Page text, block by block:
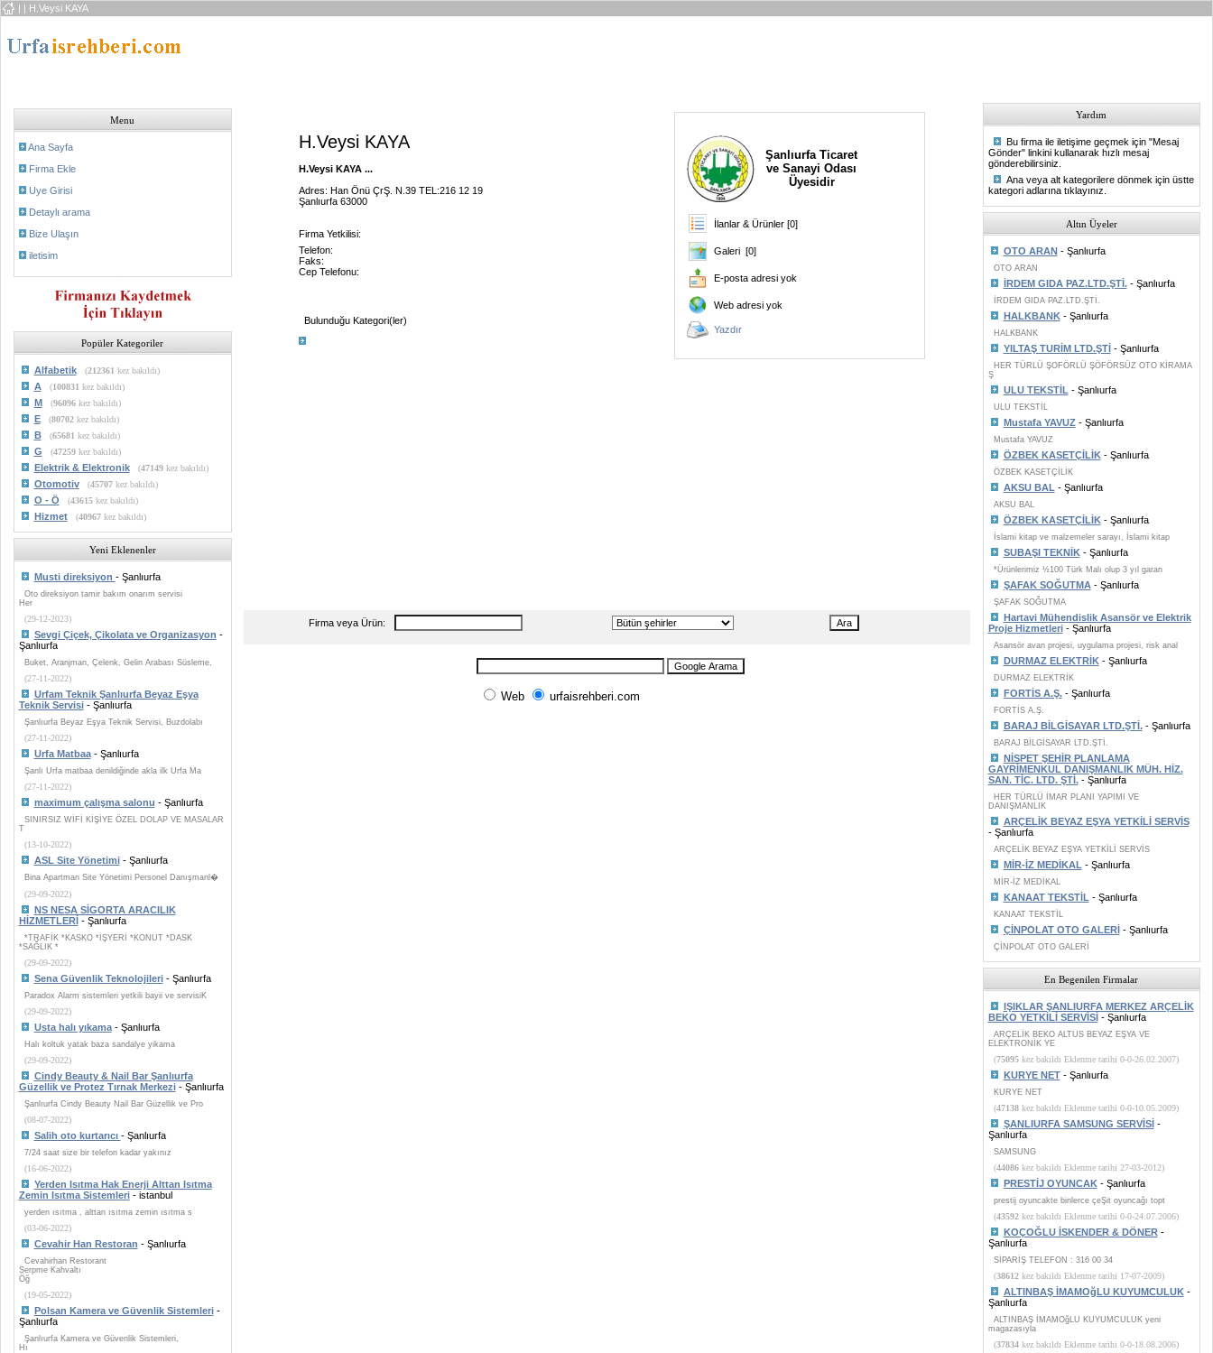
| | H.Veysi KAYA
Menu
Ana Sayfa
Firma Ekle
Uye Girisi
Detaylı arama
Bize Ulaşın
iletisim
Popüler Kategoriler
Alfabetik (212361 kez bakıldı)
A (100831 kez bakıldı)
M (96096kez bakıldı)
E (80702kez bakıldı)
B (65681 kez bakıldı)
G (47259kez bakıldı)
Elektrik & Elektronik (47149kez bakıldı)
Otomotiv (45707kez bakıldı)
O - Ö (43615kez bakıldı)
Hizmet (40967kez bakıldı)
Yeni Eklenenler
Musti direksiyon - Şanlıurfa
Oto direksiyon tamir bakım onarım servisi
Her
(29-12-2023)
Sevgi Çiçek, Çikolata ve Organizasyon -
Şanlıurfa
Buket, Aranjman, Çelenk, Gelin Arabası Süsleme,
(27-11-2022)
Urfam Teknik Şanlıurfa Beyaz Eşya
Teknik Servisi- Şanlıurfa
Şanlıurfa Beyaz Eşya Teknik Servisi, Buzdolabı
(27-11-2022)
Urfa Matbaa- Şanlıurfa
Şanlı Urfa matbaa denildiğinde akla ilk Urfa Ma
(27-11-2022)
maximum çalışma salonu - Şanlıurfa
SINIRSIZ WİFİ KİŞİYE ÖZEL DOLAP VE MASALAR
T
(13-10-2022)
ASL Site Yönetimi- Şanlıurfa
Bina Apartman Site Yönetimi Personel Danışmanl�
(29-09-2022)
NS NESA SİGORTA ARACILIK
HİZMETLERİ- Şanlıurfa
*TRAFİK *KASKO *İŞYERİ *KONUT *DASK
*SAĞLIK *
(29-09-2022)
Sena Güvenlik Teknolojileri- Şanlıurfa
Paradox Alarm sistemleri yetkili bayii ve servisiK
(29-09-2022)
Usta halı yıkama- Şanlıurfa
Halı koltuk yatak baza sandalye yikama
(29-09-2022)
Cindy Beauty & Nail Bar Şanlıurfa
Güzellik ve Protez Tırnak Merkezi- Şanlıurfa
Şanlıurfa Cindy Beauty Nail Bar Güzellik ve Pro
(08-07-2022)
Salih oto kurtarıcı - Şanlıurfa
7/24 saat size bir telefon kadar yakınız
(16-06-2022)
Yerden Isıtma Hak Enerji Alttan Isıtma
Zemin Isıtma Sistemleri- istanbul
yerden ısıtma , alttan ısıtma zemin ısıtma s
(03-06-2022)
Cevahir Han Restoran - Şanlıurfa
Cevahirhan Restorant
Serpme Kahvaltı
Öğ
(19-05-2022)
Polsan Kamera ve Güvenlik Sistemleri-
Şanlıurfa
Şanlıurfa Kamera ve Güvenlik Sistemleri,
Hı
H.Veysi KAYA
H.Veysi KAYA ...
Adres: Han Önü ÇrŞ. N.39 TEL:216 12 19
Şanlıurfa 63000
Firma Yetkilisi:
Telefon:
Faks:
Cep Telefonu:
Bulunduğu Kategori(ler)
Şanlıurfa Ticaret
ve Sanayi Odası
Üyesidir
İlanlar & Ürünler [0]
Galeri [0]
E-posta adresi yok
Web adresi yok
Yazdır
Firma veya Ürün:
Web urfaisrehberi.com
Yardım
Bu firma ile iletişime geçmek için "Mesaj
Gönder" linkini kullanarak hızlı mesaj
gönderebilirsiniz.
Ana veya alt kategorilere dönmek için üstte
kategori adlarına tıklayınız.
Altın Üyeler
OTO ARAN- Şanlıurfa
OTO ARAN
İRDEM GIDA PAZ.LTD.ŞTİ.- Şanlıurfa
İRDEM GIDA PAZ.LTD.ŞTİ.
HALKBANK- Şanlıurfa
HALKBANK
YILTAŞ TURİM LTD.ŞTİ- Şanlıurfa
HER TÜRLÜ ŞOFÖRLÜ ŞÖFÖRSÜZ OTO KİRAMA
Ş
ULU TEKSTİL - Şanlıurfa
ULU TEKSTİL
Mustafa YAVUZ- Şanlıurfa
Mustafa YAVUZ
ÖZBEK KASETÇİLİK- Şanlıurfa
ÖZBEK KASETÇİLİK
AKSU BAL - Şanlıurfa
AKSU BAL
ÖZBEK KASETÇİLİK- Şanlıurfa
İslami kitap ve malzemeler sarayı, İslami kitap
SUBAŞI TEKNİK- Şanlıurfa
*Ürünlerimiz ½100 Türk Malı olup 3 yıl garan
ŞAFAK SOĞUTMA - Şanlıurfa
ŞAFAK SOĞUTMA
Hartavi Mühendislik Asansör ve Elektrik
Proje Hizmetleri- Şanlıurfa
Asansör avan projesi, uygulama projesi, risk anal
DURMAZ ELEKTRİK- Şanlıurfa
DURMAZ ELEKTRİK
FORTİS A.Ş.- Şanlıurfa
FORTİS A.Ş.
BARAJ BİLGİSAYAR LTD.ŞTİ.- Şanlıurfa
BARAJ BİLGİSAYAR LTD.ŞTİ.
NİSPET ŞEHİR PLANLAMA
GAYRİMENKUL DANIŞMANLIK MÜH. HİZ.
SAN. TİC. LTD. ŞTİ.- Şanlıurfa
HER TÜRLÜ İMAR PLANI YAPIMI VE
DANIŞMANLIK
ARÇELİK BEYAZ EŞYA YETKİLİ SERVİS
- Şanlıurfa
ARÇELİK BEYAZ EŞYA YETKİLİ SERVİS
MİR-İZ MEDİKAL - Şanlıurfa
MİR-İZ MEDİKAL
KANAAT TEKSTİL - Şanlıurfa
KANAAT TEKSTİL
ÇİNPOLAT OTO GALERİ- Şanlıurfa
ÇİNPOLAT OTO GALERİ
En Begenilen Firmalar
IŞIKLAR ŞANLIURFA MERKEZ ARÇELİK
BEKO YETKİLİ SERVİSİ- Şanlıurfa
ARÇELİK BEKO ALTUS BEYAZ EŞYA VE
ELEKTRONİK YE
(75095kez bakıldı Eklenme tarihi 0-0-26.02.2007)
KURYE NET- Şanlıurfa
KURYE NET
(47138kez bakıldı Eklenme tarihi 0-0-10.05.2009)
ŞANLIURFA SAMSUNG SERVİSİ-
Şanlıurfa
SAMSUNG
(44086kez bakıldı Eklenme tarihi 27-03-2012)
PRESTİJ OYUNCAK- Şanlıurfa
prestij oyuncakte binlerce çeŞit oyuncağı topt
(43592kez bakıldı Eklenme tarihi 0-0-24.07.2006)
KOÇOĞLU İSKENDER & DÖNER-
Şanlıurfa
SİPARİŞ TELEFON : 316 00 34
(38612kez bakıldı Eklenme tarihi 17-07-2009)
ALTINBAŞ İMAMOğLU KUYUMCULUK-
Şanlıurfa
ALTINBAŞ İMAMOğLU KUYUMCULUK yeni
magazasıyla
(37834kez bakıldı Eklenme tarihi 0-0-18.08.2006)